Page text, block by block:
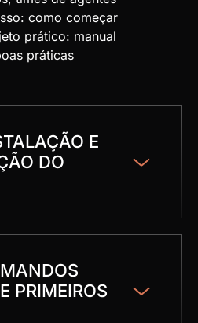
como começar
prático: manual
práticas
E
DO
PRIMEIROS